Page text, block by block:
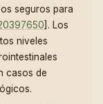
seguros para
]. Los
niveles
casos de